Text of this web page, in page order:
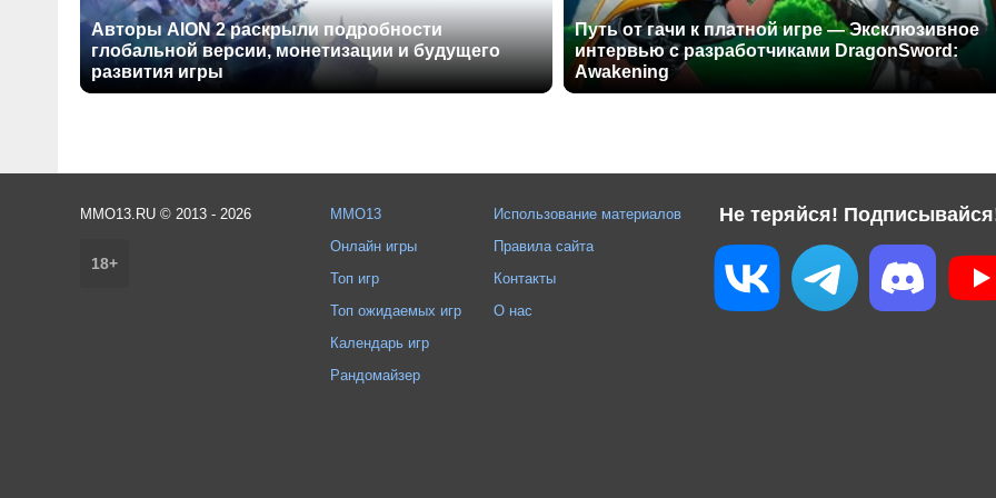
Авторы AION 2 раскрыли подробности
глобальной версии, монетизации и будущего
развития игры
Путь от гачи к платной игре — Эксклюзивное
интервью с разработчиками DragonSword:
Awakening
Не теряйся!
MMO13.RU © 2013 - 2026
18+
MMO13
Онлайн игры
Топ игр
Топ ожидаемых игр
Календарь игр
Рандомайзер
Использование материалов
Правила сайта
Контакты
О нас